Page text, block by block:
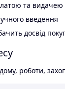
та видачею
введення
досвід
роботи,